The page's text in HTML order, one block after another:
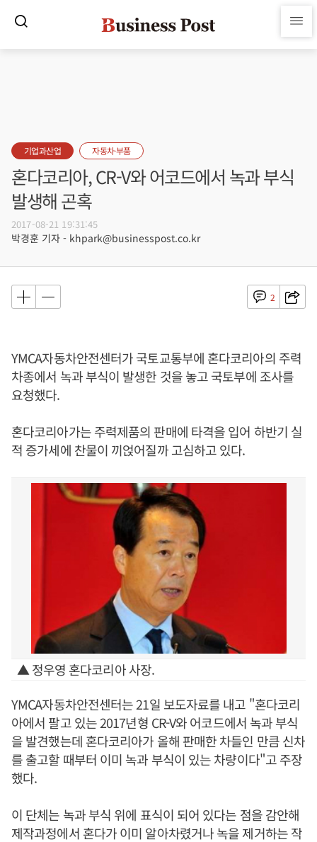
기업과산업 자동차·부품
혼다코리아, CR-V와 어코드에서 녹과 부식
발생해 곤혹
2017-08-21 19:31:45
박경훈 기자 - khpark@businesspost.co.kr
2
YMCA자동차안전센터가 국토교통부에 혼다코리아의 주력
차종에서 녹과 부식이 발생한 것을 놓고 국토부에 조사를
요청했다.
혼다코리아가는 주력제품의 판매에 타격을 입어 하반기 실
적 증가세에 찬물이 끼얹어질까 고심하고 있다.
▲ 정우영 혼다코리아 사장.
YMCA자동차안전센터는 21일 보도자료를 내고 "혼다코리
아에서 팔고 있는 2017년형 CR-V와 어코드에서 녹과 부식
을 발견했는데 혼다코리아가 올해 판매한 차들인 만큼 신차
를 출고할 때부터 이미 녹과 부식이 있는 차량이다"고 주장
했다.
이 단체는 녹과 부식 위에 표식이 되어 있다는 점을 감안해
제작과정에서 혼다가 이미 알아차렸거나 녹을 제거하는 작